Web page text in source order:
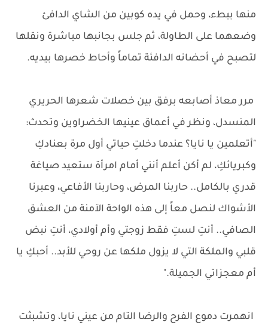
منها ببطء، وحمل في يده كوبين من الشاي الدافئ
وضعهما على الطاولة، ثم جلس بجانبها مباشرة ونقلها
لتصبح في أحضانه الدافئة تماماً وأحاط خصرها بيديه.
مرر معاذ أصابعه برفق بين خصلات شعرها الحريري
المنسدل، ونظر في أعماق عينيها الخضراوين وتحدث:
"أتعلمين يا نايا؟ عندما دخلتِ حياتي أول مرة بعنادكِ
وكبريائكِ، لم أكن أعلم أنني أمام امرأة ستعيد صياغة
قدري بالكامل.. حاربنا المرض، وحاربنا الأفاعي، وعبرنا
الأشواك لنصل معاً إلى هذه الواحة الآمنة من العشق
الصافي.. أنتِ لستِ فقط زوجتي وأم أولادي، أنتِ نبض
قلبي والملكة التي لا يزول ملكها عن روحي للأبد.. أحبكِ يا
أم معجزاتي الجميلة."
انهمرت دموع الفرح والرضا التام من عيني نايا، وتشبثت